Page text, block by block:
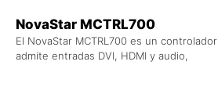
NovaStar MCTRL700
El NovaStar MCTRL700 es un
admite entradas DVI, HDMI y audio,